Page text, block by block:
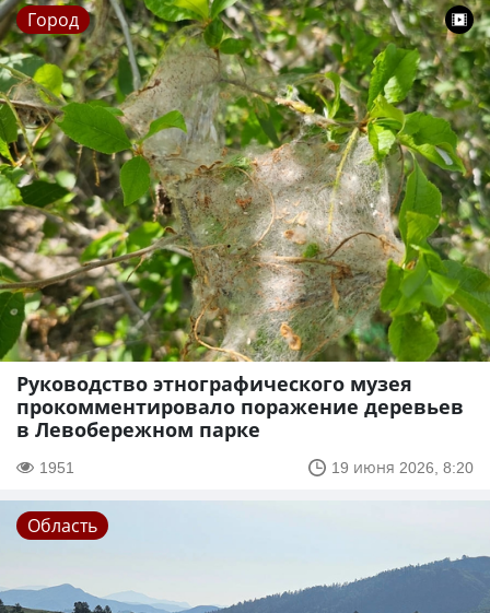
Город
Руководство этнографического музея
прокомментировало поражение деревьев
в Левобережном парке
1951 19 июня 2026, 8:20
Область